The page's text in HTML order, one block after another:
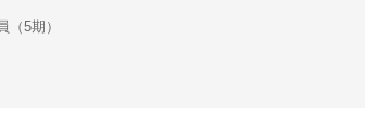
員（5期）